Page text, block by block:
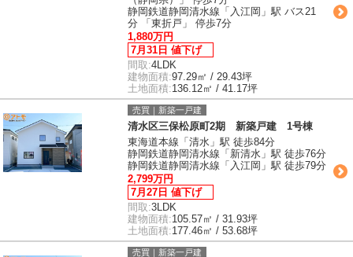
静岡鉄道静岡清水線「入江岡」駅 バス21
分 「東折戸」 停歩7分
1,880万円
7月31日 値下げ
間取:4LDK
建物面積:97.29㎡ / 29.43坪
土地面積:136.12㎡ / 41.17坪
売買｜新築一戸建
清水区三保松原町2期 新築戸建 1号棟
東海道本線「清水」駅 徒歩84分
静岡鉄道静岡清水線「新清水」駅 徒歩76分
静岡鉄道静岡清水線「入江岡」駅 徒歩79分
2,799万円
7月27日 値下げ
間取:3LDK
建物面積:105.57㎡ / 31.93坪
土地面積:177.46㎡ / 53.68坪
売買｜新築一戸建